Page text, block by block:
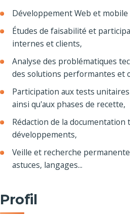
Développement Web et mobile
Études de faisabilité et
internes et clients,
Analyse des problématiques
des solutions performantes et
Participation aux tests
ainsi qu'aux phases de recette,
Rédaction de la documentation
développements,
Veille et recherche
astuces, langages...
Profil